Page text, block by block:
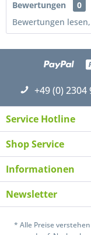
Ich habe die
Bewertungen
0
Bewertungen
+49 (0) 2304
Service Hotline
Shop Service
Informationen
Newsletter
* Alle Preise